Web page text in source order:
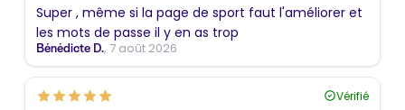
Super , même si la page de sport faut l'améliorer et
les mots de passe il y en as trop
Bénédicte D., 7 août 2026
Vérifié